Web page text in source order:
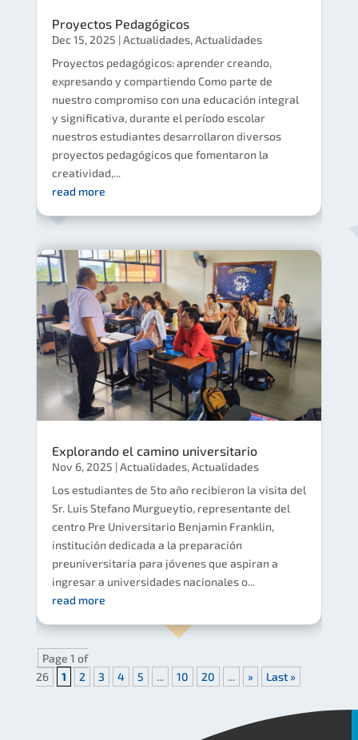
Proyectos Pedagógicos
Dec 15, 2025 |Actualidades,Actualidades
Proyectos pedagógicos: aprender creando,
expresando y compartiendo Como parte de
nuestro compromiso con una educación integral
y significativa, durante el período escolar
nuestros estudiantes desarrollaron diversos
proyectos pedagógicos que fomentaron la
creatividad,...
read more
Explorando el camino universitario
Nov 6, 2025 |Actualidades,Actualidades
Los estudiantes de 5to año recibieron la visita del
Sr. Luis Stefano Murgueytio, representante del
centro Pre Universitario Benjamin Franklin,
institución dedicada a la preparación
preuniversitaria para jóvenes que aspiran a
ingresar a universidades nacionales o...
read more
Page 1 of
26
1 2 3 4 5 ... 10 20 ... » Last »